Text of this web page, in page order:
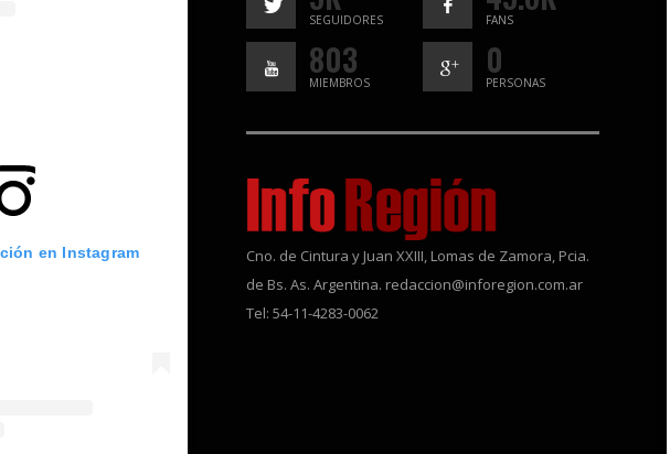
en Instagram
SEGUIDORES FANS
803
MIEMBROS
0
PERSONAS
Cno. de Cintura y Juan XXIII, Lomas de Zamora, Pcia.
de Bs. As. Argentina. redaccion@inforegion.com.ar
Tel: 54-11-4283-0062